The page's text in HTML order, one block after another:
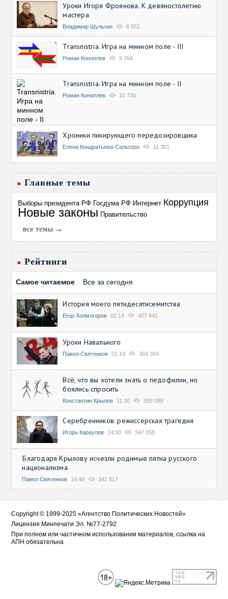
Уроки Игоря Фроянова. К девяностолетию
мастера
Владимир Шульгин 8 551
Transnistria. Игра на минном поле - III
Роман Коноплев 9 766
Transnistria. Игра на минном поле - II
Роман Коноплев 10 730
Хроники пикирующего передозировщика
Елена Кондратьева-Сальгеро 11 301
Главные темы
Выборы президента РФ Госдума РФ Интернет Коррупция
Новые законы Правительство
все темы →
Рейтинги
Самое читаемое Все за сегодня
История моего пятидесятисемитства
Егор Холмогоров 02:14 407 641
Уроки Навального
Павел Святенков 01:14 364 384
Всё, что вы хотели знать о педофилии, но
боялись спросить
Константин Крылов 11:30 359 088
Серебренников: режиссерская трагедия
Игорь Караулов 14:50 347 058
Благодаря Крылову исчезли родимые пятна русского
национализма
Павел Святенков 14:48 342 517
Copyright © 1999-2025 «Агентство Политических Новостей»
Лицензия Минпечати Эл. №77-2792
При полном или частичном использовании материалов, ссылка на
АПН обязательна